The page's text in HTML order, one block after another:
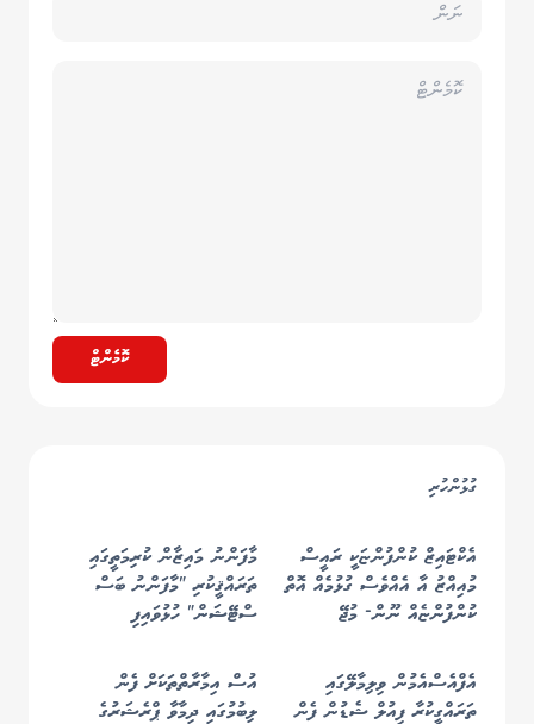
ކޮމެންޓް
ގުޅުންހުރި
އެކްޓައިޒް ކުންފުންޏަކީ ރައީސް
މުއިއްޒު އާ އެއްވެސް ގުޅުމެއް އޮތް
ކުންފުންޏެއް ނޫން- މުޖޭ
މާފަންނު މައިޒާން ކުރިމަތީގައި
ތަރައްޤީކުރި "މާފަންނު ބަސް
ސްޓޭޝަން" ހުޅުވައިފި
އެފްއެސްއެމުން ވިލިމާލޭގައި
ތަރައްގީކުރާ ފިއުލް ޝެޑުން ފެން
އުސް އިމާރާތްތަކަށް ފެން
ލިބުމުގައި ދިމާވާ ޕްރެޝަރުގެ